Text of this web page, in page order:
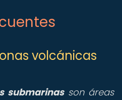
volcánicas
submarinasson áreas